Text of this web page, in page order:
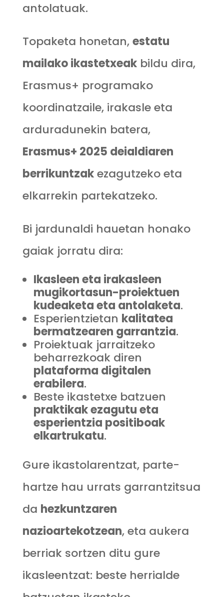
antolatuak.
Topaketa honetan,estatu
mailako ikastetxeakbildu dira,
Erasmus+ programako
koordinatzaile, irakasle eta
arduradunekin batera,
Erasmus+ 2025 deialdiaren
berrikuntzakezagutzeko eta
elkarrekin partekatzeko.
Bi jardunaldi hauetan honako
gaiak jorratu dira:
Ikasleen eta irakasleen
mugikortasun-proiektuen
kudeaketa eta antolaketa.
Esperientzietan kalitatea
bermatzearen garrantzia.
Proiektuak jarraitzeko
beharrezkoak diren
plataforma digitalen
erabilera.
Beste ikastetxe batzuen
praktikak ezagutu eta
esperientzia positiboak
elkartrukatu.
Gure ikastolarentzat, parte-
hartze hau urrats garrantzitsua
da hezkuntzaren
nazioartekotzean, eta aukera
berriak sortzen ditu gure
ikasleentzat: beste herrialde